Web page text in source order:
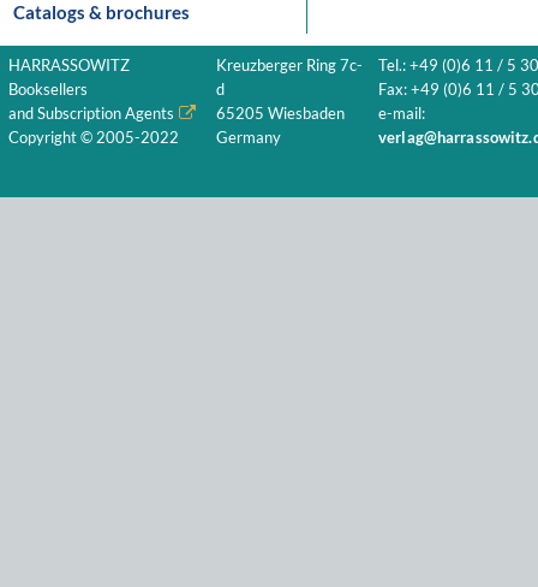
Catalogs & brochures
HARRASSOWITZ
Booksellers
and Subscription Agents
Copyright © 2005-2022
Kreuzberger Ring 7c-
d
65205 Wiesbaden
Germany
Tel.: +49 (0)6 11 / 5
Fax: +49 (0)6 11 / 5
e-mail: